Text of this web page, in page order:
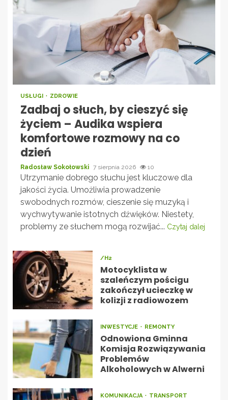
USŁUGI ZDROWIE
Zadbaj o słuch, by cieszyć się
życiem – Audika wspiera
komfortowe rozmowy na co
dzień
Radosław Sokołowski 7 sierpnia 2026 10
Utrzymanie dobrego słuchu jest kluczowe dla
jakości życia. Umożliwia prowadzenie
swobodnych rozmów, cieszenie się muzyką i
wychwytywanie istotnych dźwięków. Niestety,
problemy ze słuchem mogą rozwijać... Czytaj dalej
/H2
Motocyklista w
szaleńczym pościgu
zakończył ucieczkę w
kolizji z radiowozem
INWESTYCJE REMONTY
Odnowiona Gminna
Komisja Rozwiązywania
Problemów
Alkoholowych w Alwerni
KOMUNIKACJA TRANSPORT